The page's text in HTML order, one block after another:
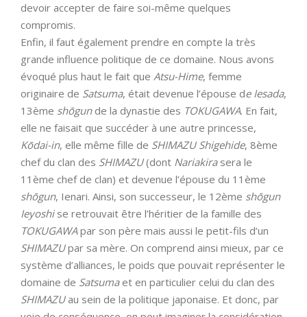
devoir accepter de faire soi-même quelques
compromis.
Enfin, il faut également prendre en compte la très
grande influence politique de ce domaine. Nous avons
évoqué plus haut le fait que Atsu-Hime, femme
originaire de Satsuma, était devenue l’épouse de Iesada,
13ème shōgunde la dynastie des TOKUGAWA. En fait,
elle ne faisait que succéder à une autre princesse,
Kōdai-in, elle même fille de SHIMAZU Shigehide, 8ème
chef du clan des SHIMAZU(dont Nariakirasera le
11ème chef de clan) et devenue l’épouse du 11ème
shōgun, Ienari. Ainsi, son successeur, le 12ème shōgun
Ieyoshise retrouvait être l’héritier de la famille des
TOKUGAWApar son père mais aussi le petit-fils d’un
SHIMAZUpar sa mère. On comprend ainsi mieux, par ce
système d’alliances, le poids que pouvait représenter le
domaine de Satsumaet en particulier celui du clan des
SHIMAZUau sein de la politique japonaise. Et donc, par